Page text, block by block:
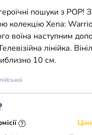
пошуки з POP!
колекцію Xena:
воїна наступним
лінійка.
10 см.